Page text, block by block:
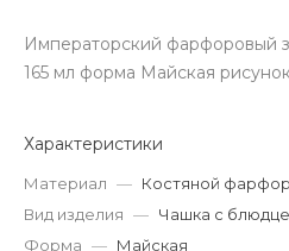
Императорский фарфоровый
165 мл форма Майская
Характеристики
Материал — Костяной фарфор
Вид изделия — Чашка с
Форма — Майская